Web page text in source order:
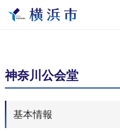
神奈川公会堂
基本情報